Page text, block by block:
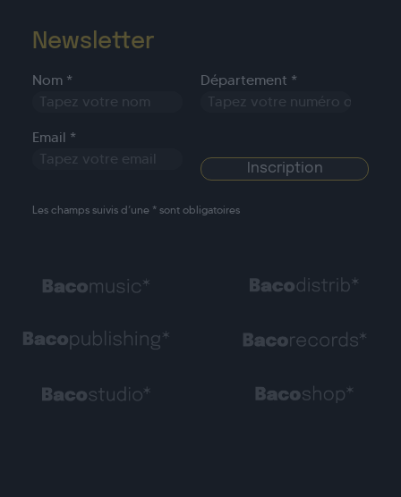
Newsletter
Nom * Département *
Email *
Les champs suivis d’une * sont obligatoires